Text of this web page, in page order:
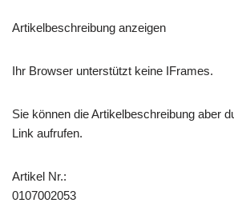
Artikelbeschreibung anzeigen
Ihr Browser unterstützt keine IFrames.
Sie können die Artikelbeschreibung aber
Link aufrufen.
Artikel Nr.:
0107002053